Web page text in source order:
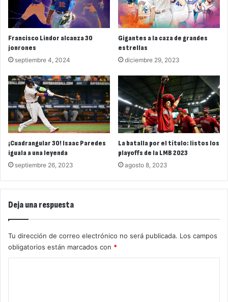
Francisco Lindor alcanza 30
jonrones
septiembre 4, 2024
Gigantes a la caza de grandes
estrellas
diciembre 29, 2023
¡Cuadrangular 30! Isaac Paredes
iguala a una leyenda
septiembre 26, 2023
La batalla por el título: listos los
playoffs de la LMB 2023
agosto 8, 2023
Deja una respuesta
Tu dirección de correo electrónico no será publicada. Los campos
obligatorios están marcados con *